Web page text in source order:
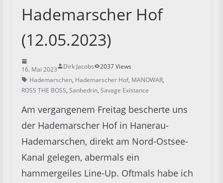
Hademarscher Hof
(12.05.2023)
16. Mai 2023 Dirk Jacobs
2037 Views
Hademarschen, Hademarscher Hof, MANOWAR,
ROSS THE BOSS, Sanhedrin, Savage Existance
Am vergangenem Freitag bescherte uns
der Hademarscher Hof in Hanerau-
Hademarschen, direkt am Nord-Ostsee-
Kanal gelegen, abermals ein
hammergeiles Line-Up. Oftmals habe ich